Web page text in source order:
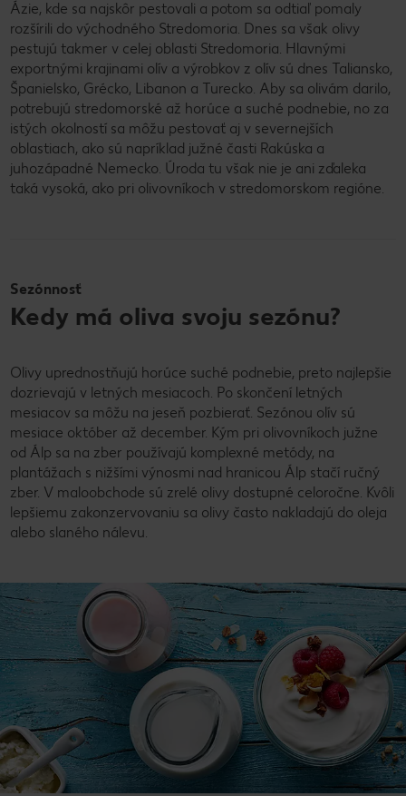
Ázie, kde sa najskôr pestovali a potom sa odtiaľ pomaly
rozšírili do východného Stredomoria. Dnes sa však olivy
pestujú takmer v celej oblasti Stredomoria. Hlavnými
exportnými krajinami olív a výrobkov z olív sú dnes Taliansko,
Španielsko, Grécko, Libanon a Turecko. Aby sa olivám darilo,
potrebujú stredomorské až horúce a suché podnebie, no za
istých okolností sa môžu pestovať aj v severnejších
oblastiach, ako sú napríklad južné časti Rakúska a
juhozápadné Nemecko. Úroda tu však nie je ani zďaleka
taká vysoká, ako pri olivovníkoch v stredomorskom regióne.
Sezónnosť
Kedy má oliva svoju sezónu?
Olivy uprednostňujú horúce suché podnebie, preto najlepšie
dozrievajú v letných mesiacoch. Po skončení letných
mesiacov sa môžu na jeseň pozbierať. Sezónou olív sú
mesiace október až december. Kým pri olivovníkoch južne
od Álp sa na zber používajú komplexné metódy, na
plantážach s nižšími výnosmi nad hranicou Álp stačí ručný
zber. V maloobchode sú zrelé olivy dostupné celoročne. Kvôli
lepšiemu zakonzervovaniu sa olivy často nakladajú do oleja
alebo slaného nálevu.